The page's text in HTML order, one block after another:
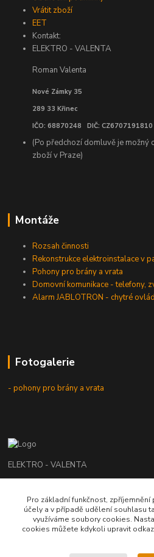
Vrátit zboží
EET
Kontakt:
ELEKTRO - VALENTA
Roman Valenta
Nové Zámky 35
289 33 Křinec
IČO: 68870248 DIČ: CZ6707191810
(Po předchozí domluvě je možný
zboží v Praze)
Montáže
Rozsah činnosti
Rekonstrukce elektroinstalace v
Pohony pro brány a vrata
Domovní komunikace - telefony,
Alarm JABLOTRON - chytré
Fotogalerie
- pohony pro brány a vrata
ELEKTRO - VALENTA
+420 774 207 980
Po - Pá: 8.00 - 16.00 hod.
Pro základní funkčnost,
účely a v případě udělení souhlasu
využíváme soubory cookies.
cookies můžete kdykoli upravit